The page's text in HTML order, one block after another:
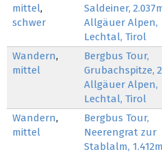
mittel,
schwer
Saldeiner,
Allgäuer Alpen,
Lechtal, Tirol
Wandern,
mittel
Bergbus Tour,
Grubachspitze,
Allgäuer Alpen,
Lechtal, Tirol
Wandern,
mittel
Bergbus Tour,
Neerengrat zur
Stablalm,